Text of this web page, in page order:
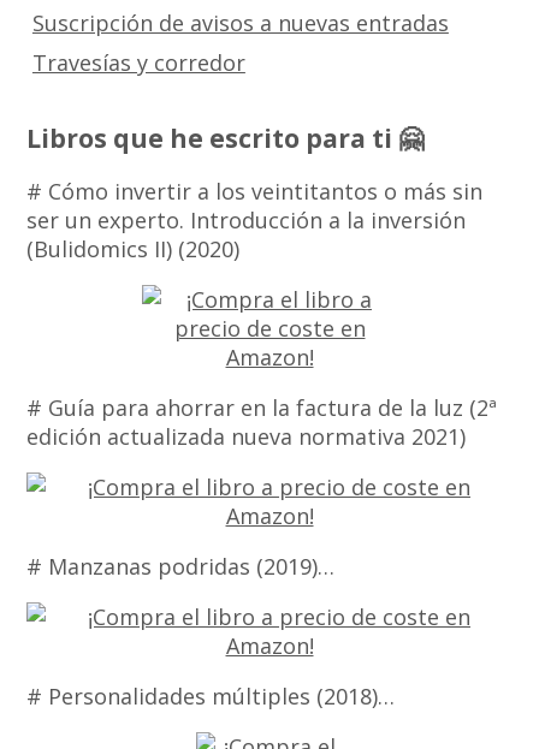
Suscripción de avisos a nuevas entradas
Travesías y corredor
Libros que he escrito para ti 🤗
# Cómo invertir a los veintitantos o más sin
ser un experto. Introducción a la inversión
(Bulidomics II) (2020)
# Guía para ahorrar en la factura de la luz (2ª
edición actualizada nueva normativa 2021)
# Manzanas podridas (2019)…
# Personalidades múltiples (2018)…